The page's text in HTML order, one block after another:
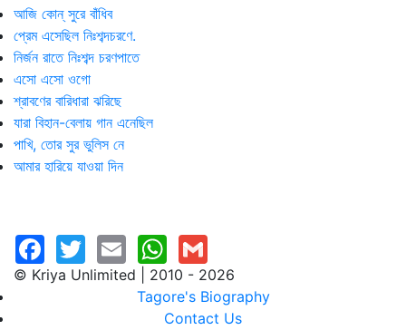
আজি কোন্ সুরে বাঁধিব
প্রেম এসেছিল নিঃশব্দচরণে.
নির্জন রাতে নিঃশব্দ চরণপাতে
এসো এসো ওগো
শ্রাবণের বারিধারা ঝরিছে
যারা বিহান-বেলায় গান এনেছিল
পাখি, তোর সুর ভুলিস নে
আমার হারিয়ে যাওয়া দিন
© Kriya Unlimited | 2010 - 2026
Tagore's Biography
Contact Us